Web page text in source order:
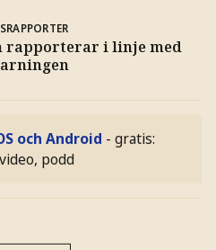
rapporterar i linje med
och Android - gratis:
podd